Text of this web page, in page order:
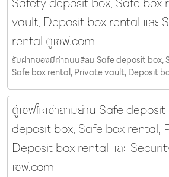
vault, Deposit box rental และ
rental ตู้เซฟ.com
รับฝากของมีค่าถนนสีลม Safe deposit box,
Safe box rental, Private vault, Deposit
ตู้เซฟให้เช่าสามย่าน Safe
deposit box, Safe box rental,
Deposit box rental และ
เซฟ.com